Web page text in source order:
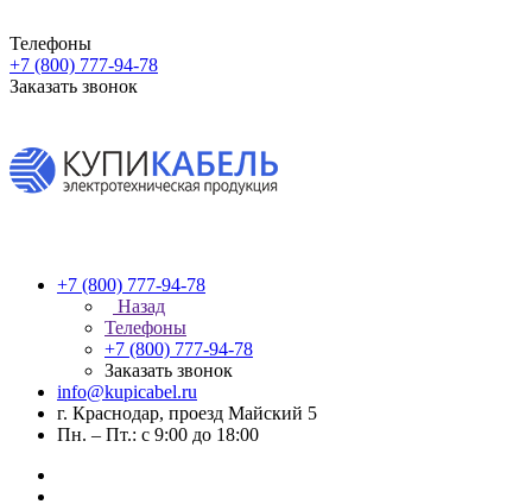
Телефоны
+7 (800) 777-94-78
Заказать звонок
+7 (800) 777-94-78
Назад
Телефоны
+7 (800) 777-94-78
Заказать звонок
info@kupicabel.ru
г. Краснодар, проезд Майский 5
Пн. – Пт.: с 9:00 до 18:00